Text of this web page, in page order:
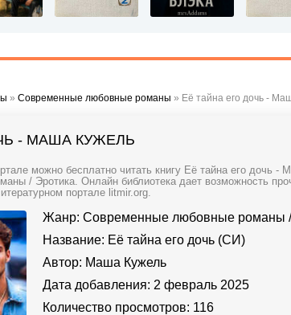
» Современные любовные романы » Её тайна его дочь -
- МАША КУЖЕЛЬ
можно бесплатно читать книгу Её тайна его
/ Эротика. Онлайн библиотека дает возможность
портале litmir.org.
Жанр: Современные любовные романы
Название: Её тайна его дочь (СИ)
Автор: Маша Кужель
Дата добавления: 2 февраль 2025
Количество просмотров: 116